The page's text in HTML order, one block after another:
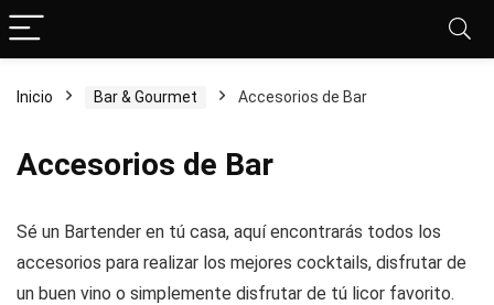
Inicio Bar & Gourmet Accesorios de Bar
Accesorios de Bar
Sé un Bartender en tú casa, aquí encontrarás todos los
accesorios para realizar los mejores cocktails, disfrutar de
un buen vino o simplemente disfrutar de tú licor favorito.